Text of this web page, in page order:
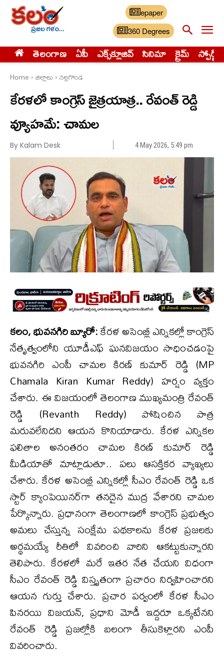
epaper
360 Degrees
తెలంగాణ ఏపీ ఎక్స్‌క్లూజివ్‌ సినిమా క్రైమ్ స్పోర్ట్స్
Home జిల్లాలు నల్లగొండ
కేరళలో కాంగ్రెస్ జైత్రయాత్ర.. రేవంత్ రెడ్డి
వ్యూహమే: చామల
By Kalam Desk 4 May 2026, 5:49 pm
కలం, భువనగిరి బ్యూరో:కేరళ అసెంబ్లీ ఎన్నికల్లో కాంగ్రెస్
నేతృత్వంలోని యూడీఎఫ్ ఘనవిజయం సాధించడంపై
భువనగిరి ఎంపీ చామల కిరణ్ కుమార్ రెడ్డి (MP
Chamala Kiran Kumar Reddy) హర్షం వ్యక్తం
చేశారు. ఈ విజయంలో తెలంగాణ ముఖ్యమంత్రి రేవంత్
రెడ్డి (Revanth Reddy) పోషించిన పాత్ర
మరువలేనిదని ఆయన కొనియాడారు. కేరళ ఎన్నికల
ఫలితాల అనంతరం చామల కిరణ్ కుమార్ రెడ్డి
మీడియాతో మాట్లాడుతూ.. పలు ఆసక్తికర వ్యాఖ్యలు
చేశారు. కేరళ అసెంబ్లీ ఎన్నికల్లో సీఎం రేవంత్ రెడ్డి ఒక
స్టార్ క్యాంపెయినర్‌గా తనదైన ముద్ర వేశారని చామల
పేర్కొన్నారు. ప్రధానంగా తెలంగాణలో కాంగ్రెస్ ప్రభుత్వం
అమలు చేస్తున్న సంక్షేమ పథకాలను కేరళ ప్రజలకు
అర్థమయ్యే రీతిలో వివరించి వారిని ఆకట్టుకున్నారని
తెలిపారు. కేరళలో మరే ఇతర నేత చేయని విధంగా
సీఎం రేవంత్ రెడ్డి విస్తృతంగా ప్రచారం నిర్వహించారని
ఆయన గుర్తు చేశారు. ప్రచార పర్వంలో కేరళ సీఎం
పినరయి విజయన్, ప్రధాని మోడీ ఇద్దరూ ఒక్కటేనని
రేవంత్ రెడ్డి ప్రజల్లోకి బలంగా తీసుకెళ్లారని ఎంపీ
వివరించారు.